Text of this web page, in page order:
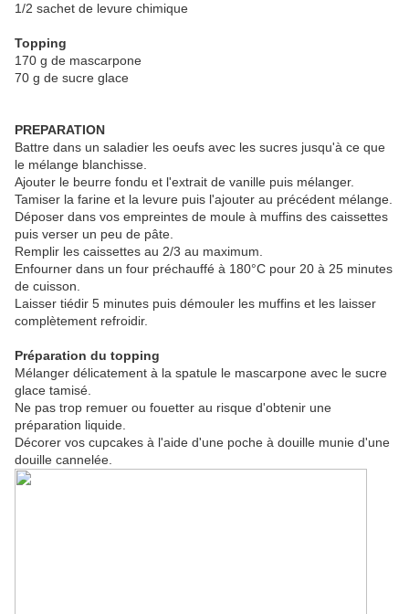
1/2 sachet de levure chimique
Topping
170 g de mascarpone
70 g de sucre glace
PREPARATION
Battre dans un saladier les oeufs avec les sucres jusqu'à ce que
le mélange blanchisse.
Ajouter le beurre fondu et l'extrait de vanille puis mélanger.
Tamiser la farine et la levure puis l'ajouter au précédent mélange.
Déposer dans vos empreintes de moule à muffins des caissettes
puis verser un peu de pâte.
Remplir les caissettes au 2/3 au maximum.
Enfourner dans un four préchauffé à 180°C pour 20 à 25 minutes
de cuisson.
Laisser tiédir 5 minutes puis démouler les muffins et les laisser
complètement refroidir.
Préparation du topping
Mélanger délicatement à la spatule le mascarpone avec le sucre
glace tamisé.
Ne pas trop remuer ou fouetter au risque d'obtenir une
préparation liquide.
Décorer vos cupcakes à l'aide d'une poche à douille munie d'une
douille cannelée.